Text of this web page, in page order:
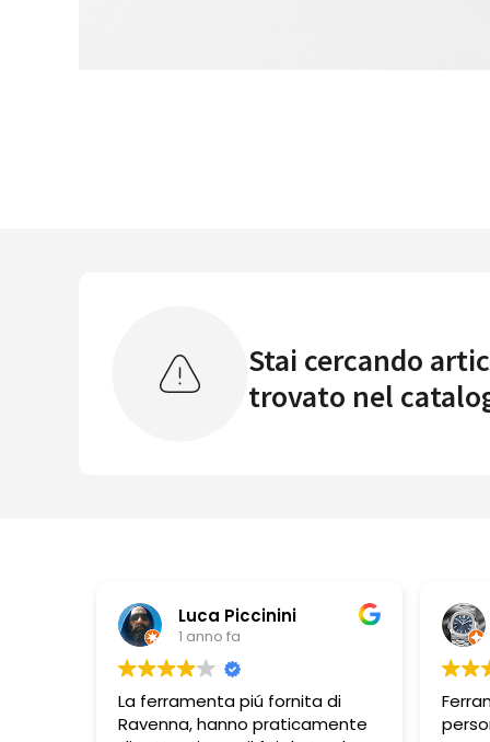
Stai cercando
trovato nel
Luca Piccinini
1 anno fa
La ferramenta piú fornita di
Ravenna, hanno praticamente